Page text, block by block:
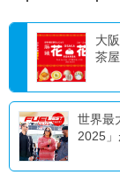
大
茶
世界最
2025